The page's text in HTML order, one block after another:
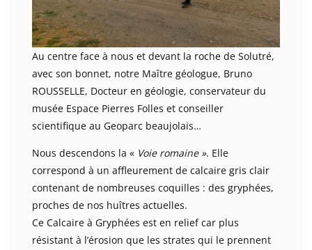
Au centre face à nous et devant la roche de Solutré,
avec son bonnet, notre Maître géologue, Bruno
ROUSSELLE, Docteur en géologie, conservateur du
musée Espace Pierres Folles et conseiller
scientifique au Geoparc beaujolais…
Nous descendons la « Voie romaine ». Elle
correspond à un affleurement de calcaire gris clair
contenant de nombreuses coquilles : des gryphées,
proches de nos huîtres actuelles.
Ce Calcaire à Gryphées est en relief car plus
résistant à l’érosion que les strates qui le prennent